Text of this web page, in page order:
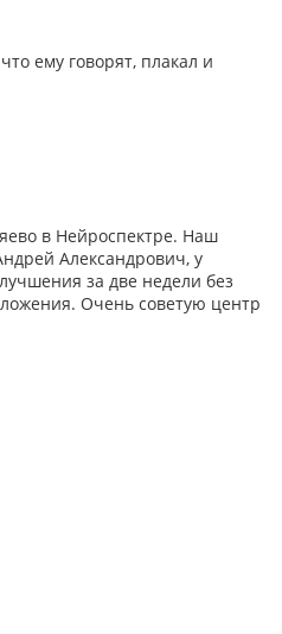
ему говорят, плакал и
в Нейроспектре. Наш
Александрович, у
за две недели без
Очень советую центр